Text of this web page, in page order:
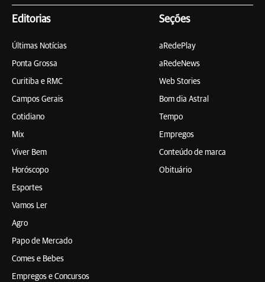
Editorias
Últimas Notícias
Ponta Grossa
Curitiba e RMC
Campos Gerais
Cotidiano
Mix
Viver Bem
Horóscopo
Esportes
Vamos Ler
Agro
Papo de Mercado
Comes e Bebes
Empregos e Concursos
Seções
aRedePlay
aRedeNews
Web Stories
Bom dia Astral
Tempo
Empregos
Conteúdo de marca
Obituário